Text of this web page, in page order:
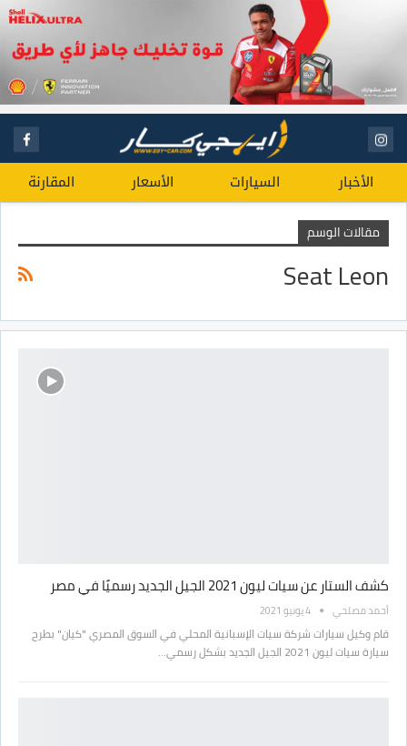
الأخبار السيارات الأسعار المقارنة
مقالات الوسم
Seat Leon
كشف الستار عن سيات ليون 2021 الجيل الجديد رسميًا في مصر
أحمد مصلحي 4 يونيو 2021
قام وكيل سيارات شركة سيات الإسبانية المحلي في السوق المصري "كيان" بطرح
سيارة سيات ليون 2021 الجيل الجديد بشكل رسمي…